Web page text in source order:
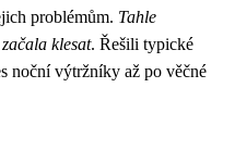
problémům. Tahle
klesat. Řešili typické
noční výtržníky až po věčné